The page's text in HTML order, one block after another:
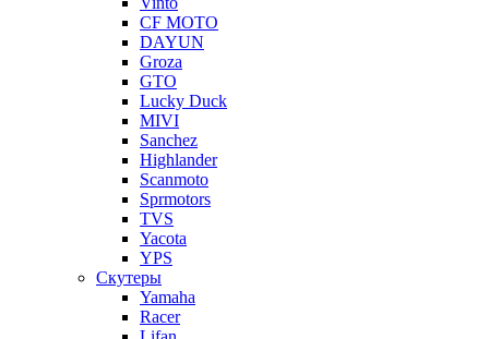
CF MOTO
DAYUN
Groza
GTO
Lucky Duck
MIVI
Sanchez
Highlander
Scanmoto
Sprmotors
TVS
Yacota
YPS
Скутеры
Yamaha
Racer